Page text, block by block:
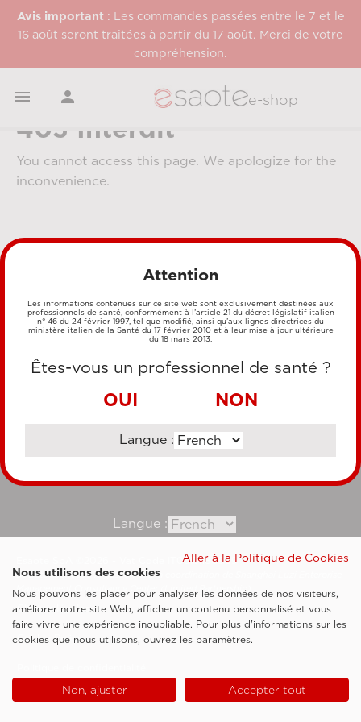
Avis important: Les commandes passées entre le 7 et le
16 août seront traitées à partir du 17 août. Merci de votre
compréhension.
  e-shop
403 Interdit
You cannot access this page. We apologize for the
inconvenience.
MÉTHODES DE PAIEMENT
VIREMENT BANCAIRE
Langue :
Esaote SpA ©2026 - Vat Code IT05131180969
Société soumise à la gestion et à la coordination de Shanghai Luzi Enterprise
Management Consultancy Center (Limited Partnership)
Clauses légales
Cookie Policy
Attention
Les informations contenues sur ce site web sont exclusivement destinées aux
professionnels de santé, conformément à l’article 21 du décret législatif italien
n° 46 du 24 février 1997, tel que modifié, ainsi qu’aux lignes directrices du
ministère italien de la Santé du 17 février 2010 et à leur mise à jour ultérieure
du 18 mars 2013.
Êtes-vous un professionnel de santé ?
OUI NON
Langue :
Aller à la Politique de Cookies
Nous utilisons des cookies
Nous pouvons les placer pour analyser les données de nos visiteurs,
améliorer notre site Web, afficher un contenu personnalisé et vous
faire vivre une expérience inoubliable. Pour plus d'informations sur les
cookies que nous utilisons, ouvrez les paramètres.
Non, ajuster Accepter tout